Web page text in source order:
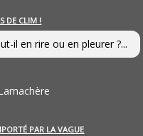
DE CLIM !
il en rire ou en pleurer ?...
PAR LA VAGUE